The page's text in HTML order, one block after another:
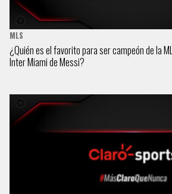
MLS
¿Quién es el favorito para ser campeón de la
Inter Miami de Messi?